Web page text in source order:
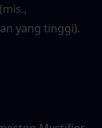
yang tinggi).